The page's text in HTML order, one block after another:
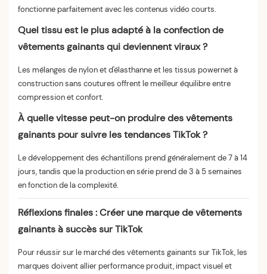
fonctionne parfaitement avec les contenus vidéo courts.
Quel tissu est le plus adapté à la confection de
vêtements gainants qui deviennent viraux ?
Les mélanges de nylon et d'élasthanne et les tissus powernet à
construction sans coutures offrent le meilleur équilibre entre
compression et confort.
À quelle vitesse peut-on produire des vêtements
gainants pour suivre les tendances TikTok ?
Le développement des échantillons prend généralement de 7 à 14
jours, tandis que la production en série prend de 3 à 5 semaines
en fonction de la complexité.
Réflexions finales : Créer une marque de vêtements
gainants à succès sur TikTok
Pour réussir sur le marché des vêtements gainants sur TikTok, les
marques doivent allier performance produit, impact visuel et